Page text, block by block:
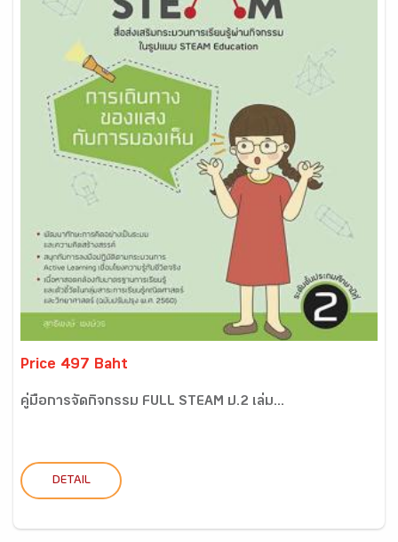
Price 497 Baht
คู่มือการจัดกิจกรรม FULL STEAM ป.2 เล่ม...
DETAIL